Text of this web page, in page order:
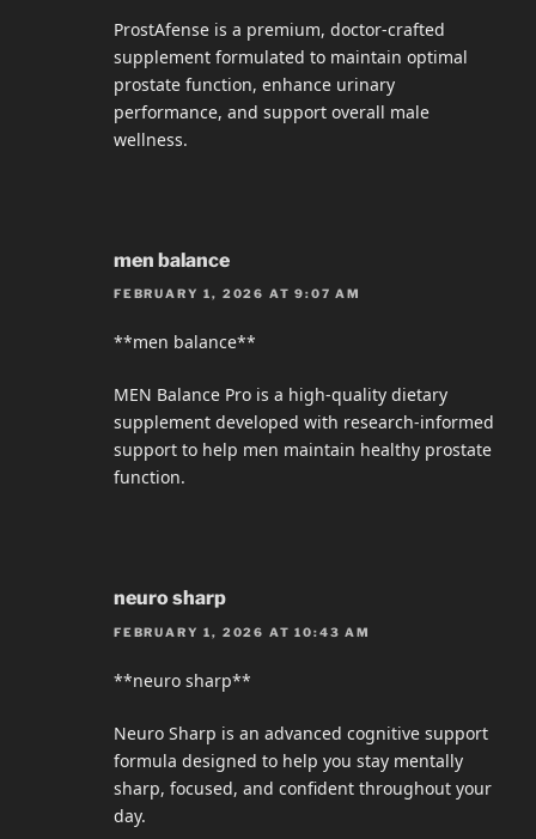
ProstAfense is a premium, doctor-crafted
supplement formulated to maintain optimal
prostate function, enhance urinary
performance, and support overall male
wellness.
men balance
FEBRUARY 1, 2026 AT 9:07 AM
**men balance**
MEN Balance Pro is a high-quality dietary
supplement developed with research-informed
support to help men maintain healthy prostate
function.
neuro sharp
FEBRUARY 1, 2026 AT 10:43 AM
**neuro sharp**
Neuro Sharp is an advanced cognitive support
formula designed to help you stay mentally
sharp, focused, and confident throughout your
day.